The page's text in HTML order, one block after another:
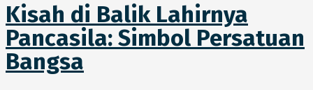
Kisah di Balik Lahirnya
Pancasila: Simbol Persatuan
Bangsa